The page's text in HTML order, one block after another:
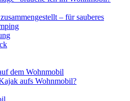
– für sauberes
dem Wohnmobil
aufs Wohnmobil?